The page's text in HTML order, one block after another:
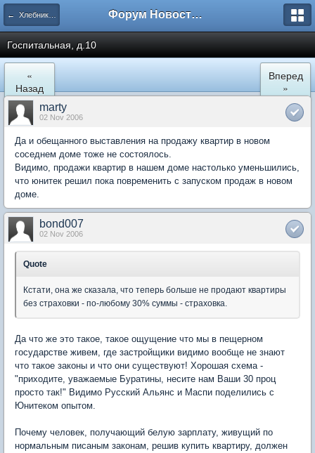
← Хлебниково Форум Новостройки
Госпитальная, д.10
«
Назад
Вперед
»
marty
02 Nov 2006
Да и обещанного выставления на продажу квартир в новом
соседнем доме тоже не состоялось.
Видимо, продажи квартир в нашем доме настолько уменьшились,
что юнитек решил пока повременить с запуском продаж в новом
доме.
bond007
02 Nov 2006
Quote
Кстати, она же сказала, что теперь больше не продают квартиры
без страховки - по-любому 30% суммы - страховка.
Да что же это такое, такое ощущение что мы в пещерном
государстве живем, где застройщики видимо вообще не знают
что такое законы и что они существуют! Хорошая схема -
"приходите, уважаемые Буратины, несите нам Ваши 30 проц
просто так!" Видимо Русский Альянс и Маспи поделились с
Юнитеком опытом.
Почему человек, получающий белую зарплату, живущий по
нормальным писаным законам, решив купить квартиру, должен